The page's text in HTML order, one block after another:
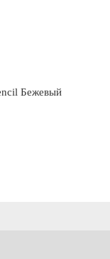
Бежевый